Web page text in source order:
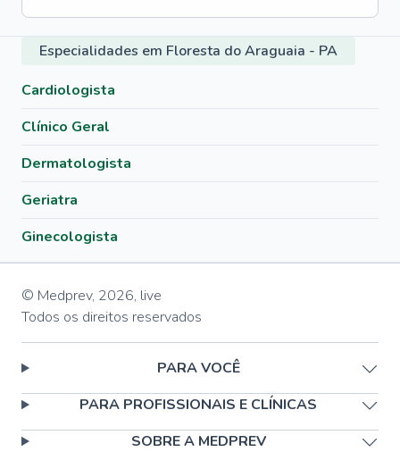
Especialidades em Floresta do Araguaia - PA
Cardiologista
Clínico Geral
Dermatologista
Geriatra
Ginecologista
© Medprev, 2026, live
Todos os direitos reservados
PARA VOCÊ
PARA PROFISSIONAIS E CLÍNICAS
SOBRE A MEDPREV